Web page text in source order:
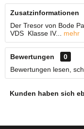
Zusatzinformationen
Der Tresor von Bode
VDS Klasse IV...
mehr
Bewertungen
0
Bewertungen lesen,
Kunden haben sich